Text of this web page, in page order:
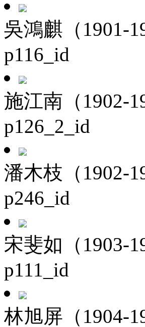
吳鴻麒（1901-
p116_id
施江南（1902-
p126_2_id
潘木枝（1902-
p246_id
宋斐如（1903-
p111_id
林旭屏（1904-